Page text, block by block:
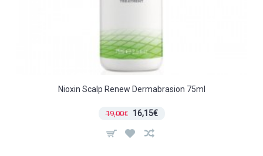
Nioxin Scalp Renew Dermabrasion 75ml
19,00€ 16,15€